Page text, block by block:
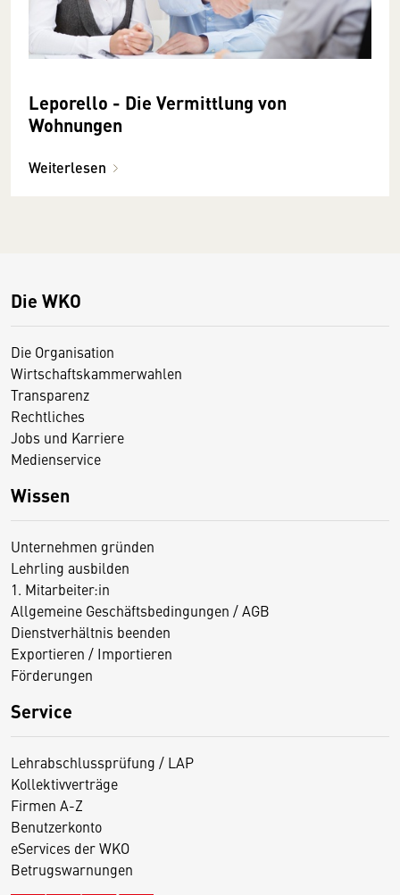
Leporello - Die Vermittlung von
Wohnungen
Weiterlesen
Die WKO
Die Organisation
Wirtschaftskammerwahlen
Transparenz
Rechtliches
Jobs und Karriere
Medienservice
Wissen
Unternehmen gründen
Lehrling ausbilden
1. Mitarbeiter:in
Allgemeine Geschäftsbedingungen / AGB
Dienstverhältnis beenden
Exportieren / Importieren
Förderungen
Service
Lehrabschlussprüfung / LAP
Kollektivverträge
Firmen A-Z
Benutzerkonto
eServices der WKO
Betrugswarnungen